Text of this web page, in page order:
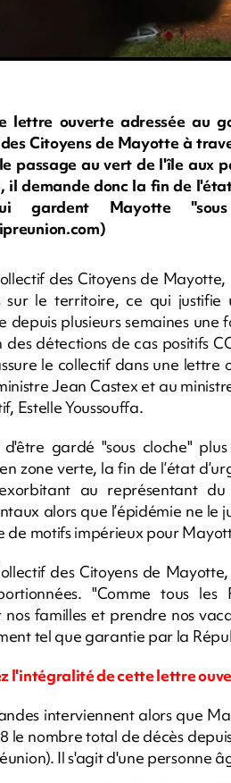
lettre ouverte adressée au
Citoyens de Mayotte à
passage au vert de l'île aux
il demande donc la fin de
gardent Mayotte
des Citoyens de
sur le territoire, ce qui
depuis plusieurs semaines
des détections de cas positifs
le collectif dans une
Jean Castex et au
Estelle Youssouffa.
d'être gardé "sous cloche"
zone verte, la fin de l’état
au représentant
alors que l’épidémie ne le
de motifs impérieux pour
des Citoyens de
"Comme tous les
familles et prendre nos
tel que garantie par la
l'intégralité de cette lettre
interviennent alors que
le nombre total de décès
Il s'agit d'une personne